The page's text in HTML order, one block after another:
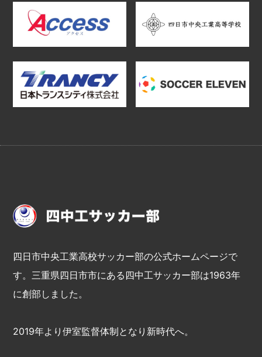
四日市中央工業高校サッカー部の公式ホームページで
す。三重県四日市市にある四中工サッカー部は1963年
に創部しました。
2019年より伊室監督体制となり新時代へ。